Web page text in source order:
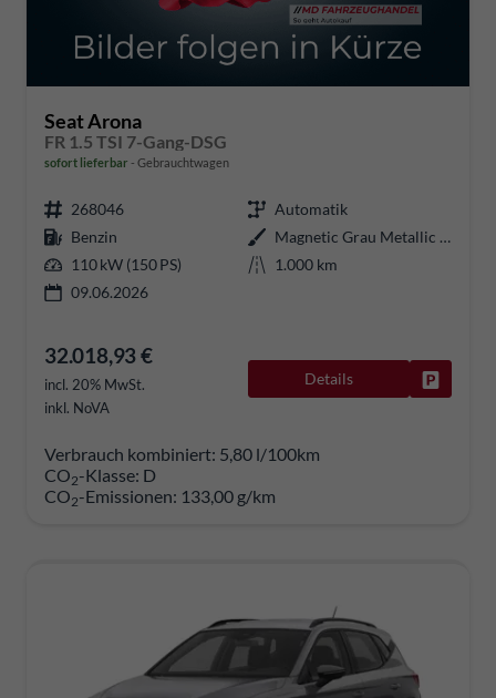
Seat Arona
FR 1.5 TSI 7-Gang-DSG
sofort lieferbar Gebrauchtwagen
268046
Automatik
Benzin
Magnetic Grau Metallic / Dach in Midnight Schwarz Metallic
110 kW (150 PS)
1.000 km
09.06.2026
32.018,93 €
incl. 20% MwSt.
inkl. NoVA
Details
Verbrauch kombiniert: 5,80 l/100km
CO2-Klasse: D
CO2-Emissionen: 133,00 g/km